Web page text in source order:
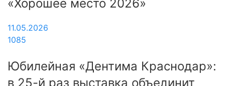
«Хорошее место 2026»
11.05.2026
1085
Юбилейная «Дентима Краснодар»:
в 25-й раз выставка объединит